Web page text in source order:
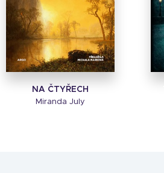
NA ČTYŘECH
Miranda July